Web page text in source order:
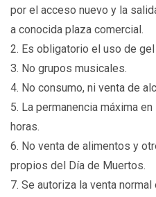
por el acceso nuevo y la
a conocida plaza comercial.
2. Es obligatorio el uso de
3. No grupos musicales.
4. No consumo, ni venta de
5. La permanencia máxima
horas.
6. No venta de alimentos y
propios del Día de Muertos.
7. Se autoriza la venta